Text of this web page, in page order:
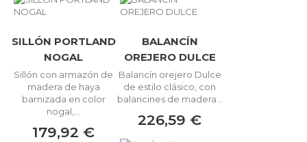
SILLÓN PORTLAND
NOGAL
Sillón con armazón de
madera de haya
barnizada en color
nogal,...
179,92 €
BALANCÍN
OREJERO DULCE
Balancín orejero Dulce
de estilo clásico, con
balancines de madera...
226,59 €